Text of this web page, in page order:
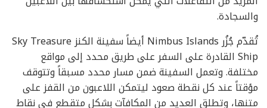
والسجادة.
تُقدّم جُزُر Nimbus Islands أيضاً سفينة الكنز Sky Treasure
Ship القادرة على السفر على طريق محدد إلى مواقع
مختلفة. وتعمل السفينة ضمن مسار محدد مسبقاً وتتوقف
مؤقتاً عند كل نقطة صعود ليتمكن اللاعبون من القفز على
متنها، وتطلق العديد من المكافآت بشكل متقطع في نقاط